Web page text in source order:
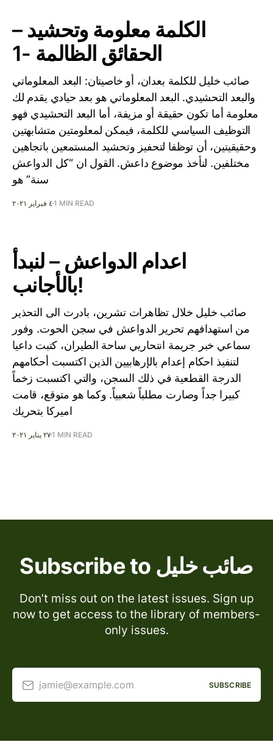
الكلمة معلومة وتحشيد –
الحقائق الظالمة -1
صائب خليل للكلمة بعدان، أو خاصيتان: البعد المعلوماتي
والبعد التحشيدي. البعد المعلوماتي هو بعد حيادي يقدم لك
معلومة أما تكون حقيقة أو مزيفة، أما البعد التحشيدي فهو
التوظيف السياسي للكلمة، فيمكن لمعلومتين متشابهتين
وحقيقيتين، أن توظفا لتحفيز وتحشيد المستمعين باتجاهين
مختلفين. لنأخذ موضوع داعش. القول ان “كل الدواعش
سنة” هو
٤ فبراير ٢٠٢١1 MIN READ
اعدام الدواعش – لنبدأ
بالأجانب!
صائب خليل خلال تظاهرات تشرين، بادرت الى التحذير
من استهدافهم تحرير الدواعش في سجن الحوت. وفور
سماعي خبر جريمة انتحاريي ساحة الطيران، كتبت داعيا
لتنفيذ احكام إعدام بالإرهابيين الذين اكتسبت أحكامهم
الدرجة القطعية في ذلك السجن، والتي اكتسبت زخماً
كبيرا جداً وصارت مطلباً شعبياً. وكما هو متوقع، قامت
اميركا بتحريك
٢٧ يناير ٢٠٢١1 MIN READ
Subscribe to صائب خليل
Don’t miss out on the latest issues. Sign up
now to get access to the library of members-
only issues.
jamie@example.com SUBSCRIBE